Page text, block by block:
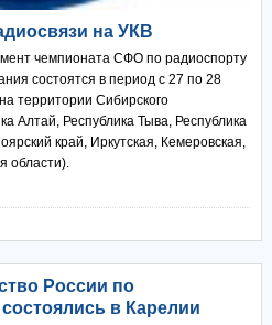
на УКВ
чемпионата СФО по радиоспорту
состоятся в период с 27 по 28
территории Сибирского
Алтай, Республика Тыва, Республика
край, Иркутская, Кемеровская,
области).
России по
в Карелии